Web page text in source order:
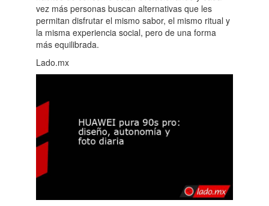
vez más personas buscan alternativas que les
permitan disfrutar el mismo sabor, el mismo ritual y
la misma experiencia social, pero de una forma
más equilibrada.
Lado.mx